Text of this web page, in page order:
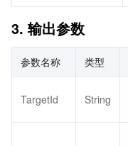
3. 输出参数
参数名称 类型
TargetId String